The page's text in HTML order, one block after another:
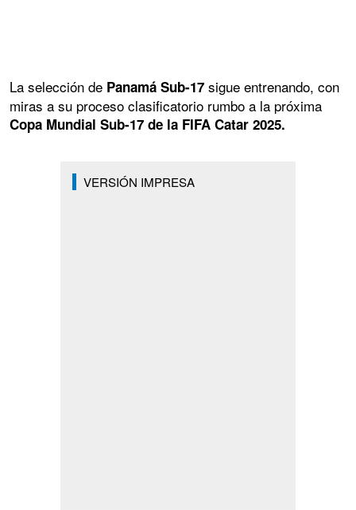
La selección de Panamá Sub-17 sigue entrenando, con
miras a su proceso clasificatorio rumbo a la próxima
Copa Mundial Sub-17 de la FIFA Catar 2025.
VERSIÓN IMPRESA